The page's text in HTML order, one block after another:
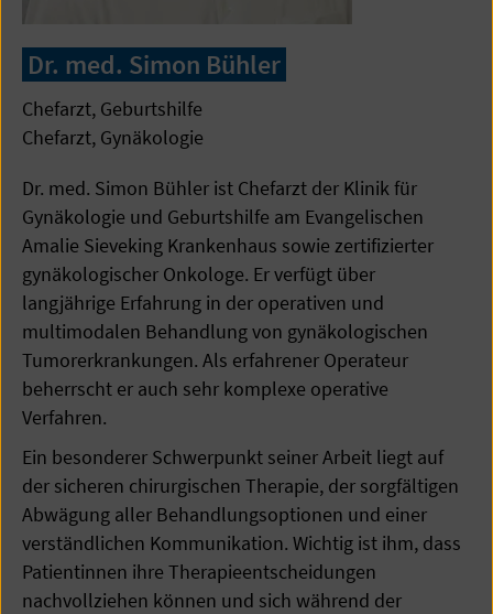
Dr. med. Simon Bühler
Chefarzt, Geburtshilfe
Chefarzt, Gynäkologie
Dr. med. Simon Bühler ist Chefarzt der Klinik für
Gynäkologie und Geburtshilfe am Evangelischen
Amalie Sieveking Krankenhaus sowie zertifizierter
gynäkologischer Onkologe. Er verfügt über
langjährige Erfahrung in der operativen und
multimodalen Behandlung von gynäkologischen
Tumorerkrankungen. Als erfahrener Operateur
beherrscht er auch sehr komplexe operative
Verfahren.
Ein besonderer Schwerpunkt seiner Arbeit liegt auf
der sicheren chirurgischen Therapie, der sorgfältigen
Abwägung aller Behandlungsoptionen und einer
verständlichen Kommunikation. Wichtig ist ihm, dass
Patientinnen ihre Therapieentscheidungen
nachvollziehen können und sich während der